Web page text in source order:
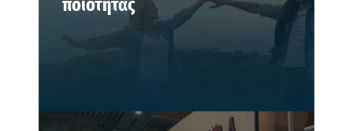
ποιότητας